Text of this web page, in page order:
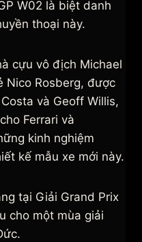
W02 là biệt danh
thoại này.
cựu vô địch Michael
Nico Rosberg, được
và Geoff Willis,
Ferrari và
kinh nghiệm
kế mẫu xe mới này.
tại Giải Grand Prix
cho một mùa giải